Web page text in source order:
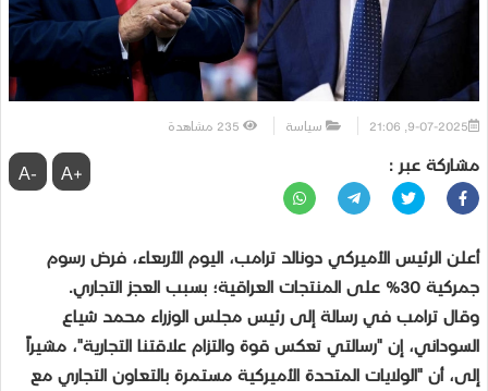
9-07-2025, 21:06 سياسة مشاهدة
+A
-A مشاركة عبر :
أعلن الرئيس الأميركي دونالد ترامب، اليوم الأربعاء، فرض رسوم
جمركية 30% على المنتجات العراقية؛ بسبب العجز التجاري.
وقال ترامب في رسالة إلى رئيس مجلس الوزراء محمد شياع
السوداني، إن "رسالتي تعكس قوة والتزام علاقتنا التجارية"، مشيراً
إلى، أن "الولايات المتحدة الأميركية مستمرة بالتعاون التجاري مع